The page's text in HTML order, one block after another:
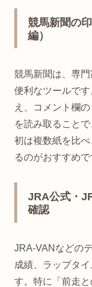
競馬新聞の
編）
競馬新聞は、専
便利なツールで
え、コメント欄
を読み取ること
初は複数紙を比
るのがおすすめで
JRA公式・
確認
JRA-VANなどの
成績、ラップタ
す。特に「前走と